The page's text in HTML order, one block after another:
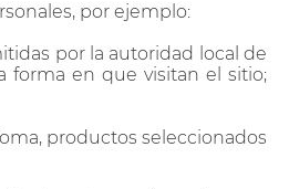
por ejemplo:
por la autoridad local de
forma en que visitan el sitio;
productos seleccionados